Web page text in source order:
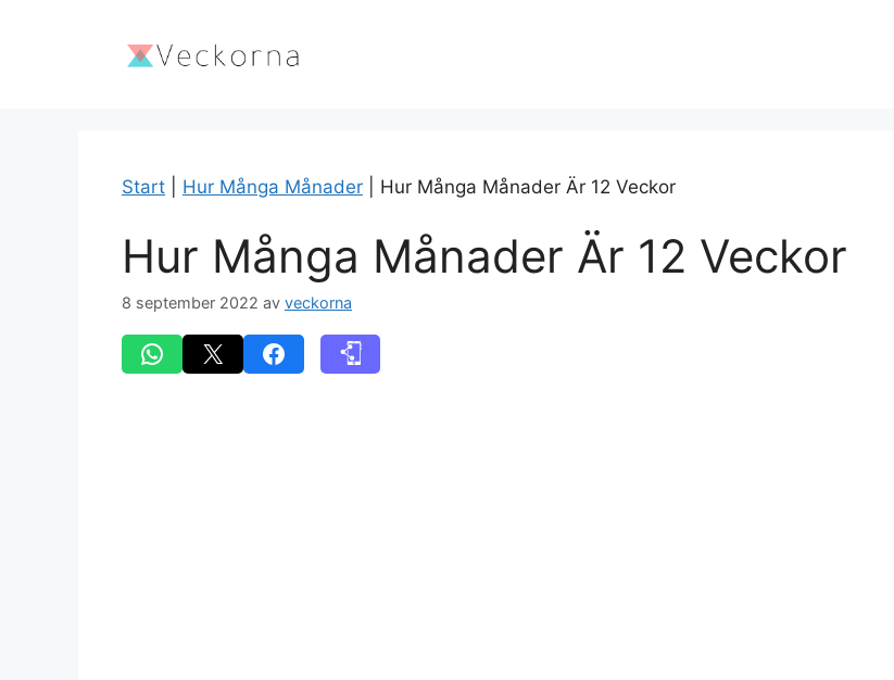
Start Hur Många Månader Hur Många Månader Är 12 Veckor
Hur Många Månader Är 12 Veckor
8 september 2022 av veckorna
Dela på WhatsApp
Skicka denna sida med e-post Dela på Facebook